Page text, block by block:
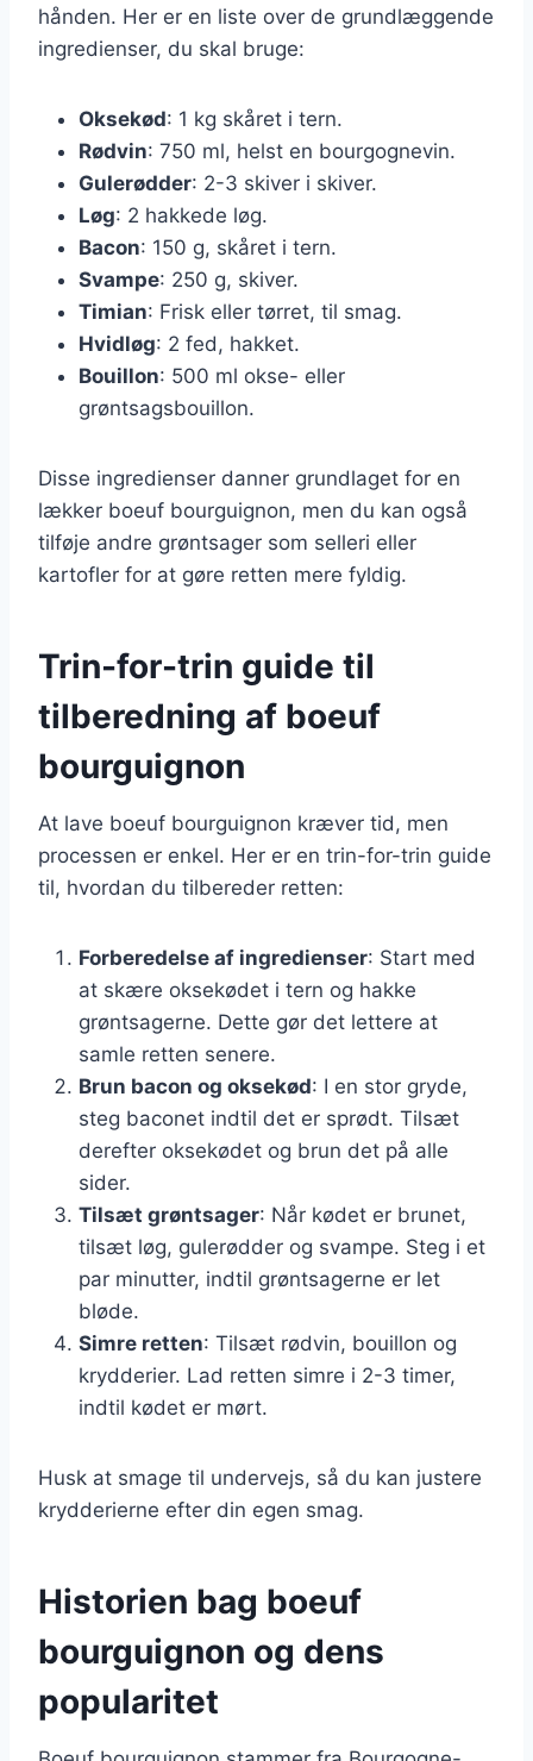
hånden. Her er en liste over de grundlæggende
ingredienser, du skal bruge:
Oksekød: 1 kg skåret i tern.
Rødvin: 750 ml, helst en bourgognevin.
Gulerødder: 2-3 skiver i skiver.
Løg: 2 hakkede løg.
Bacon: 150 g, skåret i tern.
Svampe: 250 g, skiver.
Timian: Frisk eller tørret, til smag.
Hvidløg: 2 fed, hakket.
Bouillon: 500 ml okse- eller
grøntsagsbouillon.
Disse ingredienser danner grundlaget for en
lækker boeuf bourguignon, men du kan også
tilføje andre grøntsager som selleri eller
kartofler for at gøre retten mere fyldig.
Trin-for-trin guide til
tilberedning af boeuf
bourguignon
At lave boeuf bourguignon kræver tid, men
processen er enkel. Her er en trin-for-trin guide
til, hvordan du tilbereder retten:
Forberedelse af ingredienser: Start med
at skære oksekødet i tern og hakke
grøntsagerne. Dette gør det lettere at
samle retten senere.
Brun bacon og oksekød: I en stor gryde,
steg baconet indtil det er sprødt. Tilsæt
derefter oksekødet og brun det på alle
sider.
Tilsæt grøntsager: Når kødet er brunet,
tilsæt løg, gulerødder og svampe. Steg i et
par minutter, indtil grøntsagerne er let
bløde.
Simre retten: Tilsæt rødvin, bouillon og
krydderier. Lad retten simre i 2-3 timer,
indtil kødet er mørt.
Husk at smage til undervejs, så du kan justere
krydderierne efter din egen smag.
Historien bag boeuf
bourguignon og dens
popularitet